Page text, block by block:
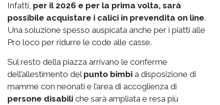
Infatti, per il 2026 e per la prima volta, sarà
possibile acquistare i calici in prevendita on line.
Una soluzione spesso auspicata anche per i piatti alle
Pro loco per ridurre le code alle casse.
Sul resto della piazza arrivano le conferme
dell’allestimento del punto bimbi a disposizione di
mamme con neonati e l’area di accoglienza di
persone disabili che sarà ampliata e resa più